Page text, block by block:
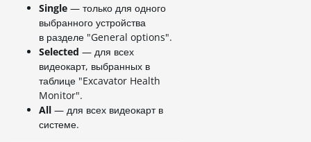
Single — только для одного
выбранного устройства
в разделе "General options".
Selected — для всех
видеокарт, выбранных в
таблице "Excavator Health
Monitor".
All — для всех видеокарт в
системе.